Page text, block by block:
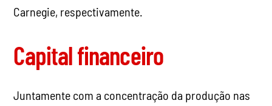
Carnegie, respectivamente.
Capital financeiro
Juntamente com a concentração da produção nas